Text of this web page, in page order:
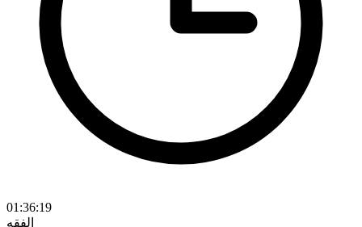
01:36:19
الفقه